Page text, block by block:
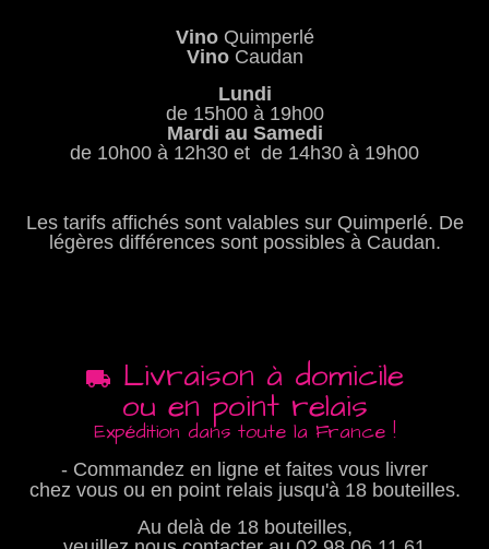
VinoQuimperlé
VinoCaudan
Lundi
de 15h00 à 19h00
Mardi au Samedi
de 10h00 à 12h30 et de 14h30 à 19h00
Les tarifs affichés sont valables sur Quimperlé. De
légères différences sont possibles à Caudan.
Livraison à domicile
ou en point relais
Expédition dans toute la France !
- Commandez en ligne et faites vous livrer
chez vous ou en point relais jusqu'à 18 bouteilles.
Au delà de 18 bouteilles,